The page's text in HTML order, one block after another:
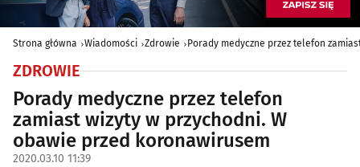
Strona główna Wiadomości Zdrowie Porady medyczne przez telefon
ZDROWIE
Porady medyczne przez telefon
zamiast wizyty w przychodni. W
obawie przed koronawirusem
2020.03.10 11:39